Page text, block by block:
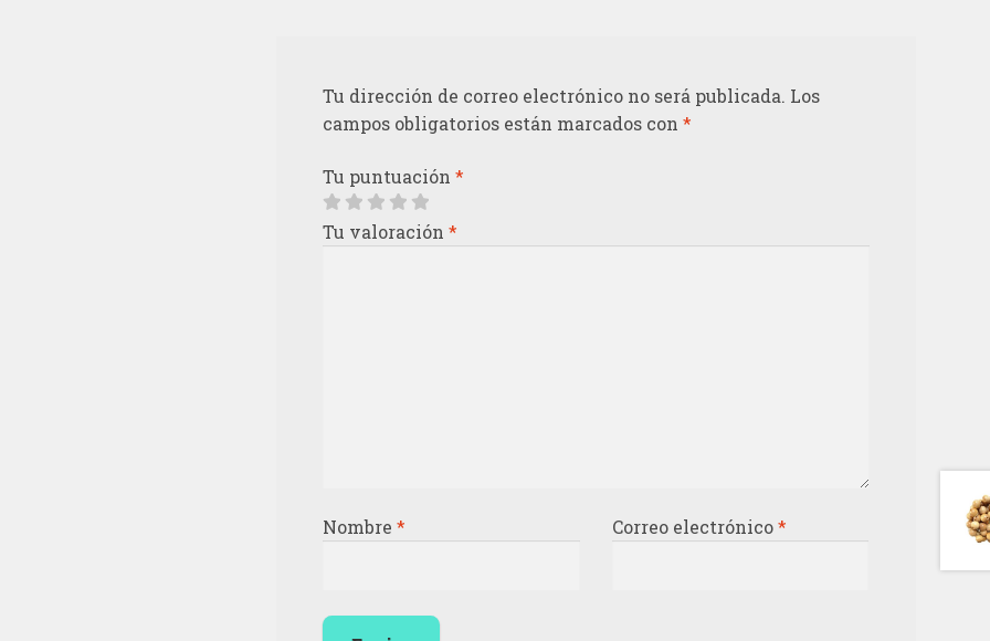
Tu dirección de correo electrónico no será publicada. Los
campos obligatorios están marcados con*
Tu puntuación*
Tu valoración*
Nombre* Correo electrónico*